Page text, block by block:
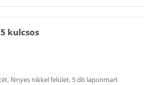
kulcsos
fényes nikkel felület, 5 db laponmart